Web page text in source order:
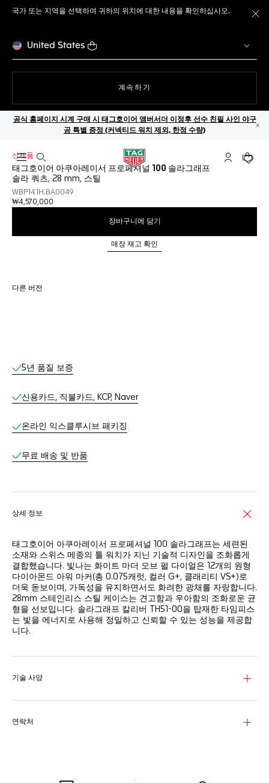
국가 또는 지역을 선택하여 귀하의 위치에 대한 내용을 확인하십시오.
United States
웹사이트에서
계속하기
공식 홈페이지 시계 구매 시 태그호이어 앰버서더 이정후 선수 친필 사인 야구
공 특별 증정 (커넥티드 워치 제외, 한정 수량)
검색 열기 마이 태그호
귀하
신제품
태그호이어 아쿠아레이서 프로페셔널 100 솔라그래프
솔라 쿼츠, 28 mm, 스틸
WBP141H.BA0049
₩4,570,000
장바구니에 담기
매장 재고 확인
다른 버전
온라인 서비스
5년 품질 보증
신용카드, 직불카드, KCP, Naver
온라인 익스클루시브 패키징​
무료 배송 및 반품​
상세 정보
태그호이어 아쿠아레이서 프로페셔널 100 솔라그래프는 세련된
소재와 스위스 메종의 툴 워치가 지닌 기술적 디자인을 조화롭게
결합했습니다. 빛나는 화이트 마더 오브 펄 다이얼은 12개의 원형
다이아몬드 아워 마커(총 0.075캐럿, 컬러 G+, 클래리티 VS+)로
더욱 돋보이며, 가독성을 유지하면서도 화려한 광채를 자랑합니다.
28mm 스테인리스 스틸 케이스는 견고함과 우아함의 조화로운 균
형을 선보입니다. 솔라그래프 칼리버 TH51-00을 탑재한 타임피스
는 빛을 에너지로 사용해 정밀하고 신뢰할 수 있는 성능을 제공합
니다.
기술 사양
연락처